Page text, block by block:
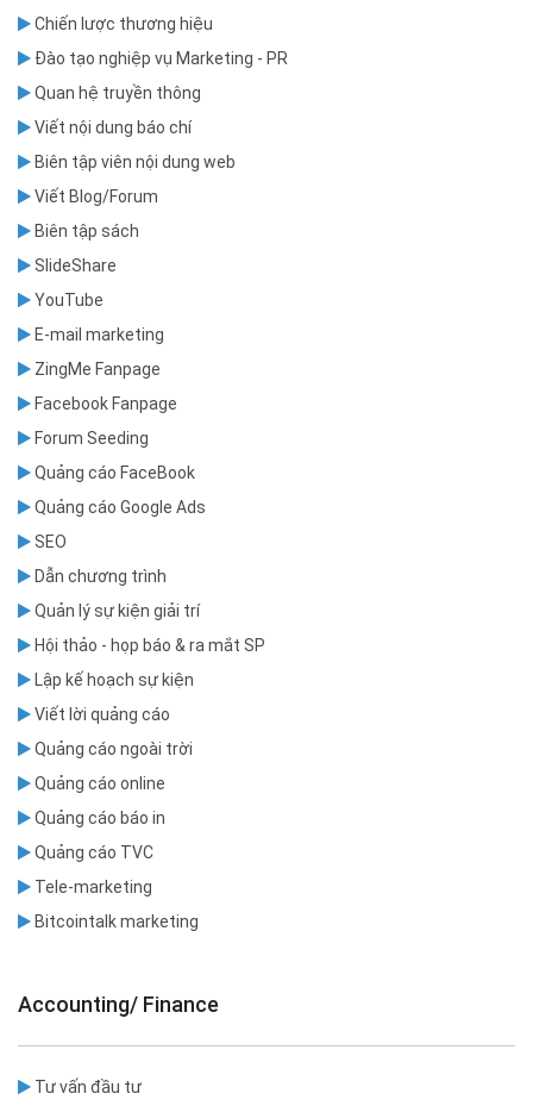
Chiến lược thương hiệu
Đào tạo nghiệp vụ Marketing - PR
Quan hệ truyền thông
Viết nội dung báo chí
Biên tập viên nội dung web
Viết Blog/Forum
Biên tập sách
SlideShare
YouTube
E-mail marketing
ZingMe Fanpage
Facebook Fanpage
Forum Seeding
Quảng cáo FaceBook
Quảng cáo Google Ads
SEO
Dẫn chương trình
Quản lý sự kiện giải trí
Hội thảo - họp báo & ra mắt SP
Lập kế hoạch sự kiện
Viết lời quảng cáo
Quảng cáo ngoài trời
Quảng cáo online
Quảng cáo báo in
Quảng cáo TVC
Tele-marketing
Bitcointalk marketing
Accounting/ Finance
Tư vấn đầu tư